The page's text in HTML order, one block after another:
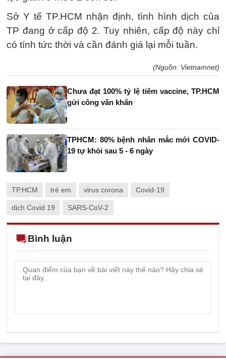
Sở Y tế TP.HCM nhận định, tình hình dịch của
TP đang ở cấp độ 2. Tuy nhiên, cấp độ này chỉ
có tính tức thời và cần đánh giá lại mỗi tuần.
(Nguồn: Vietnamnet)
Chưa đạt 100% tỷ lệ tiêm vaccine, TP.HCM
gửi công văn khẩn
TPHCM: 80% bệnh nhân mắc mới COVID-
19 tự khỏi sau 5 - 6 ngày
TP.HCM trẻ em virus corona Covid-19
dịch Covid 19 SARS-CoV-2
Bình luận